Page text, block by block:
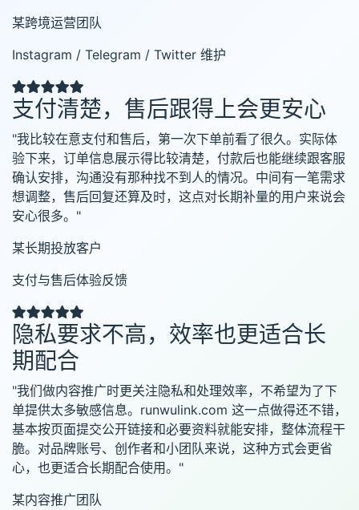
某跨境运营团队
Instagram / Telegram / Twitter 维护
支付清楚，售后跟得上会更安心
"我比较在意支付和售后，第一次下单前看了很久。实际体
验下来，订单信息展示得比较清楚，付款后也能继续跟客服
确认安排，沟通没有那种找不到人的情况。中间有一笔需求
想调整，售后回复还算及时，这点对长期补量的用户来说会
安心很多。"
某长期投放客户
支付与售后体验反馈
隐私要求不高，效率也更适合长
期配合
"我们做内容推广时更关注隐私和处理效率，不希望为了下
单提供太多敏感信息。runwulink.com 这一点做得还不错，
基本按页面提交公开链接和必要资料就能安排，整体流程干
脆。对品牌账号、创作者和小团队来说，这种方式会更省
心，也更适合长期配合使用。"
某内容推广团队